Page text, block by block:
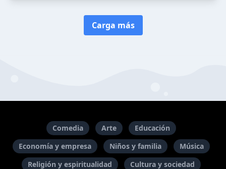
Carga más
Comedia Arte
Educación
Economía y empresa
Niños y familia
Música
Religión y espiritualidad
Cultura y sociedad